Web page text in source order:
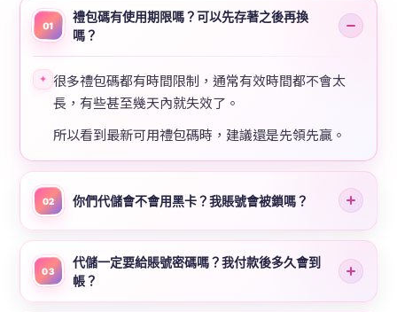
01
禮包碼有使用期限嗎？可以先存著之後再換
嗎？
✦ 很多禮包碼都有時間限制，通常有效時間都不會太
長，有些甚至幾天內就失效了。
所以看到最新可用禮包碼時，建議還是先領先贏。
02 你們代儲會不會用黑卡？我賬號會被鎖嗎？
03
代儲一定要給賬號密碼嗎？我付款後多久會到
帳？